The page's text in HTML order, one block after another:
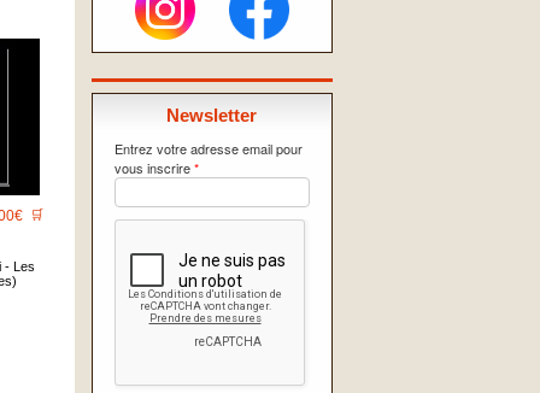
Newsletter
Entrez votre adresse email pour
vous inscrire*
🛒
- Les